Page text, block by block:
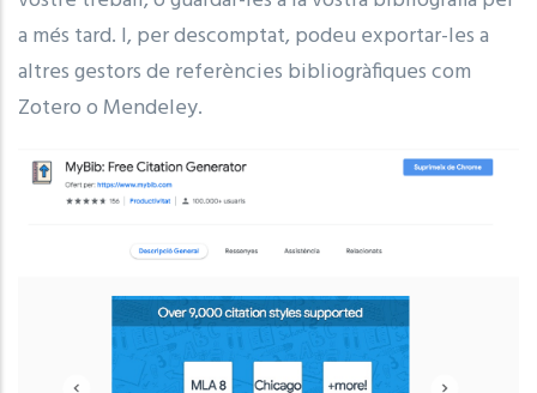
a més tard. I, per descomptat, podeu exportar-les a
altres gestors de referències bibliogràfiques com
Zotero o Mendeley.